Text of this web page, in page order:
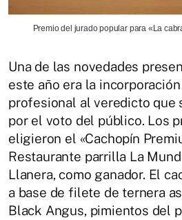
Premio del jurado popular para «La
Una de las novedades
este año era la
profesional al veredicto que
por el voto del público. Los
eligieron el «Cachopín
Restaurante parrilla La
Llanera, como ganador. El
a base de filete de ternera
Black Angus, pimientos del